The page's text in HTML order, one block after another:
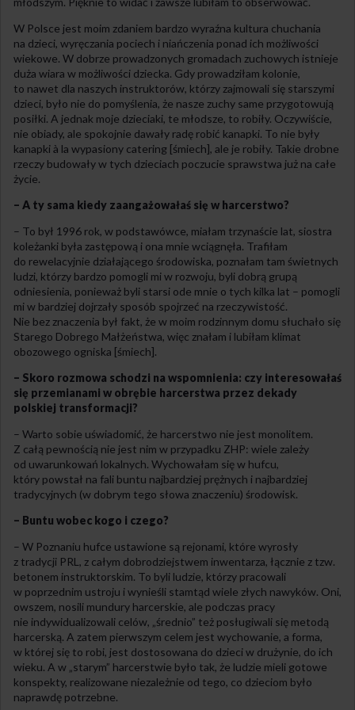
W Polsce jest moim zdaniem bardzo wyraźna kultura chuchania
na dzieci, wyręczania pociech i niańczenia ponad ich możliwości
wiekowe. W dobrze prowadzonych gromadach zuchowych istnieje
duża wiara w możliwości dziecka. Gdy prowadziłam kolonie,
to nawet dla naszych instruktorów, którzy zajmowali się starszymi
dzieci, było nie do pomyślenia, że nasze zuchy same przygotowują
posiłki. A jednak moje dzieciaki, te młodsze, to robiły. Oczywiście,
nie obiady, ale spokojnie dawały radę robić kanapki. To nie były
kanapki à la wypasiony catering [śmiech], ale je robiły. Takie drobne
rzeczy budowały w tych dzieciach poczucie sprawstwa już na całe
życie.
– A ty sama kiedy zaangażowałaś się w harcerstwo?
– To był 1996 rok, w podstawówce, miałam trzynaście lat, siostra
koleżanki była zastępową i ona mnie wciągnęła. Trafiłam
do rewelacyjnie działającego środowiska, poznałam tam świetnych
ludzi, którzy bardzo pomogli mi w rozwoju, byli dobrą grupą
odniesienia, ponieważ byli starsi ode mnie o tych kilka lat – pomogli
mi w bardziej dojrzały sposób spojrzeć na rzeczywistość.
Nie bez znaczenia był fakt, że w moim rodzinnym domu słuchało się
Starego Dobrego Małżeństwa, więc znałam i lubiłam klimat
obozowego ogniska [śmiech].
– Skoro rozmowa schodzi na wspomnienia: czy interesowałaś
się przemianami w obrębie harcerstwa przez dekady
polskiej transformacji?
– Warto sobie uświadomić, że harcerstwo nie jest monolitem.
Z całą pewnością nie jest nim w przypadku ZHP: wiele zależy
od uwarunkowań lokalnych. Wychowałam się w hufcu,
który powstał na fali buntu najbardziej prężnych i najbardziej
tradycyjnych (w dobrym tego słowa znaczeniu) środowisk.
– Buntu wobec kogo i czego?
– W Poznaniu hufce ustawione są rejonami, które wyrosły
z tradycji PRL, z całym dobrodziejstwem inwentarza, łącznie z tzw.
betonem instruktorskim. To byli ludzie, którzy pracowali
w poprzednim ustroju i wynieśli stamtąd wiele złych nawyków. Oni,
owszem, nosili mundury harcerskie, ale podczas pracy
nie indywidualizowali celów, „średnio” też posługiwali się metodą
harcerską. A zatem pierwszym celem jest wychowanie, a forma,
w której się to robi, jest dostosowana do dzieci w drużynie, do ich
wieku. A w „starym” harcerstwie było tak, że ludzie mieli gotowe
konspekty, realizowane niezależnie od tego, co dzieciom było
naprawdę potrzebne.